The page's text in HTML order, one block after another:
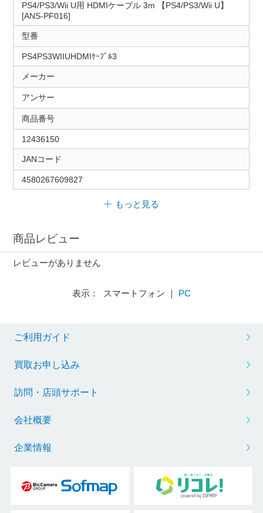
PS4/PS3/Wii U用 HDMIケーブル 3m 【PS4/PS3/Wii U】
[ANS-PF016]
型番
PS4PS3WIIUHDMIｹｰﾌﾞﾙ3
メーカー
アンサー
商品番号
12436150
JANコード
4580267609827
もっと見る
商品レビュー
レビューがありません
表示： スマートフォン ｜ PC
ご利用ガイド
買取お申し込み
訪問・店頭サポート
会社概要
企業情報